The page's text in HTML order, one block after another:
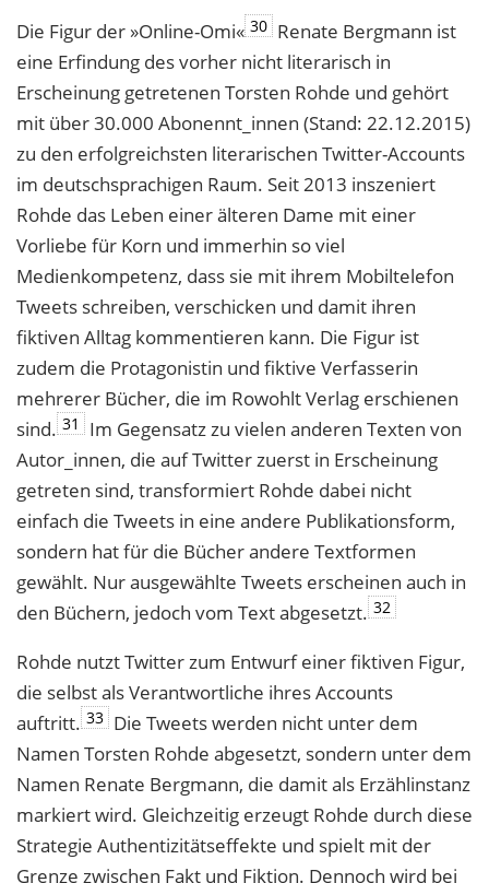
Die Figur der »Online-Omi« 30 Renate Bergmann ist
eine Erfindung des vorher nicht literarisch in
Erscheinung getretenen Torsten Rohde und gehört
mit über 30.000 Abonennt_innen (Stand: 22.12.2015)
zu den erfolgreichsten literarischen Twitter-Accounts
im deutschsprachigen Raum. Seit 2013 inszeniert
Rohde das Leben einer älteren Dame mit einer
Vorliebe für Korn und immerhin so viel
Medienkompetenz, dass sie mit ihrem Mobiltelefon
Tweets schreiben, verschicken und damit ihren
fiktiven Alltag kommentieren kann. Die Figur ist
zudem die Protagonistin und fiktive Verfasserin
mehrerer Bücher, die im Rowohlt Verlag erschienen
sind. 31
Im Gegensatz zu vielen anderen Texten von
Autor_innen, die auf Twitter zuerst in Erscheinung
getreten sind, transformiert Rohde dabei nicht
einfach die Tweets in eine andere Publikationsform,
sondern hat für die Bücher andere Textformen
gewählt. Nur ausgewählte Tweets erscheinen auch in
den Büchern, jedoch vom Text abgesetzt. 32
Rohde nutzt Twitter zum Entwurf einer fiktiven Figur,
die selbst als Verantwortliche ihres Accounts
auftritt. 33 Die Tweets werden nicht unter dem
Namen Torsten Rohde abgesetzt, sondern unter dem
Namen Renate Bergmann, die damit als Erzählinstanz
markiert wird. Gleichzeitig erzeugt Rohde durch diese
Strategie Authentizitätseffekte und spielt mit der
Grenze zwischen Fakt und Fiktion. Dennoch wird bei